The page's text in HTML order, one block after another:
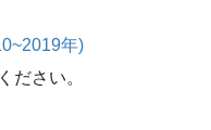
年)
ださい。